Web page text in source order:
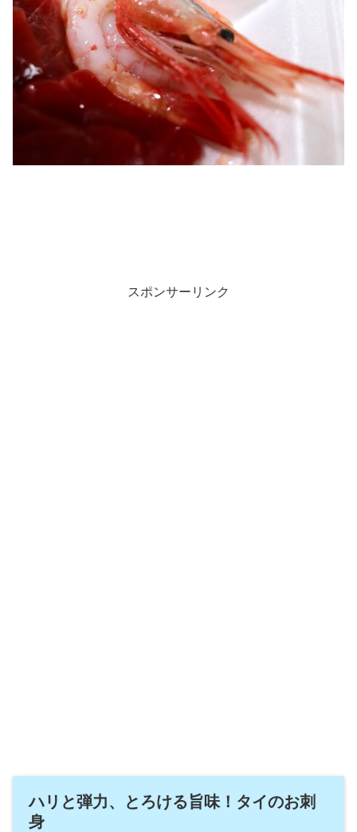
スポンサーリンク
ハリと弾力、とろける旨味！タイのお刺
身